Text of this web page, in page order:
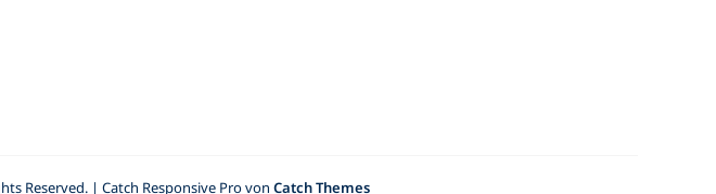
Reserved. | Catch Responsive Pro von Catch Themes